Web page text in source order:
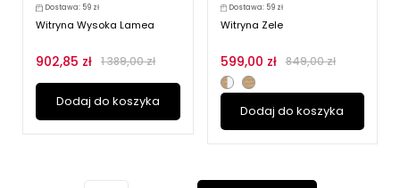
Dostawa: 59 zł
Witryna Wysoka Lamea
902,85 zł 1 389,00 zł
Dodaj do koszyka
Dostawa: 59 zł
Witryna Zele
599,00 zł 849,00 zł
Dodaj do koszyka